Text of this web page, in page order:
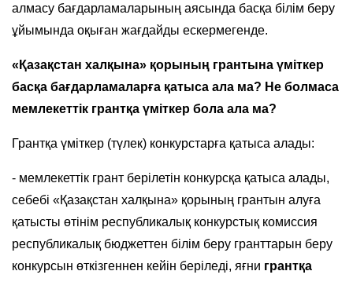
алмасу бағдарламаларының аясында басқа білім беру
ұйымында оқыған жағдайды ескермегенде.
« Қазақстан халқына» қорының грантына үміткер
басқа бағдарламаларға қатыса ала ма? Не болмаса
мемлекеттік грантқа үміткер бола ала ма?
Грантқа үміткер (түлек) конкурстарға қатыса алады:
- мемлекеттік грант берілетін конкурсқа қатыса алады,
себебі «Қазақстан халқына» қорының грантын алуға
қатысты өтінім республикалық конкурстық комиссия
республикалық бюджеттен білім беру гранттарын беру
конкурсын өткізгеннен кейін беріледі, яғни грантқа